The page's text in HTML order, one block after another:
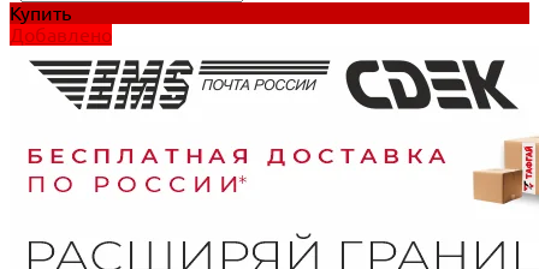
Купить
Добавлено